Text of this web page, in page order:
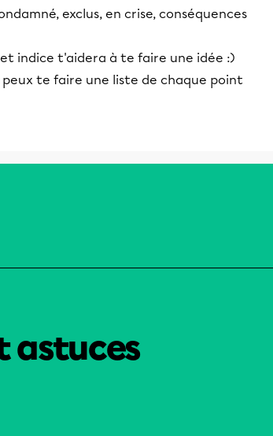
exclus, en crise, conséquences
indice t'aidera à te faire une idée :)
te faire une liste de chaque point
astuces